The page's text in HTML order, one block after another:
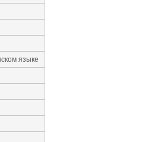
языке